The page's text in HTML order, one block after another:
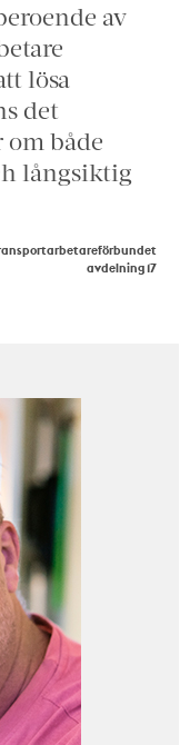
av
lösa
det
om både
långsiktig
avdelning 17